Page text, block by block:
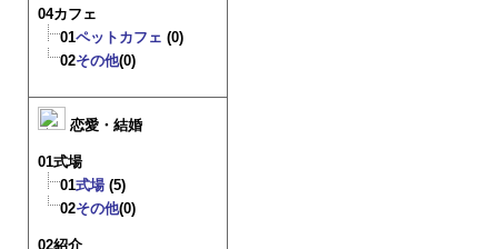
04カフェ
01ペットカフェ (0)
02その他(0)
恋愛・結婚
01式場
01式場(5)
02その他(0)
02紹介